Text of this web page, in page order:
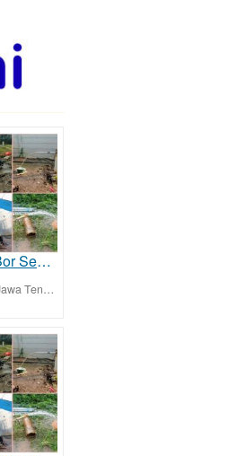
Jasa Sumur Bor Semarang Timur dan Biaya Jasa Buat Sumur Bor
Kota Semarang (Jawa Tengah)